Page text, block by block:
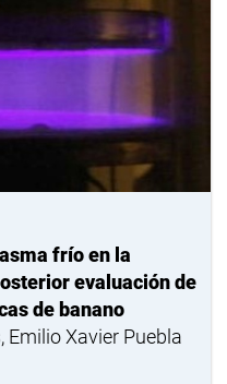
frío en la
evaluación de
de banano
Emilio Xavier Puebla